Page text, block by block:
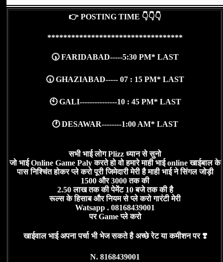
👉 POSTING TIME 👇👇👇
**********************************
🕠 FARIDABAD-----5:30 PM* LAST
🕡 GHAZIABAD----- 07 : 15 PM* LAST
🕙 GALI---------------10 : 45 PM* LAST
🕐 DESAWAR--------1:00 AM* LAST
सभी भाई लोग Plizz ध्यान से सुनो
जो भाई Online Game Paly करते हो वो हमारे माही भाई online खाईबाल के
पास निश्चिंत होकर प्ले करो पूरी जिमेदारी मेरी है माही भाई ने सिंगल जोड़ी
1500 और 3000 तक की
2.50 लाख तक की पेमेंट 10 बजे तक की है
रूल्स के हिसाब और नियम से प्ले करो गारंटी मेरी
Watsapp . 08168439001
पर Game प्ले करो
खाईवाल भाई अपना पर्चा भी भेज सकते है अच्छे रेट या कमीशन पर ❣️
N. 8168439001